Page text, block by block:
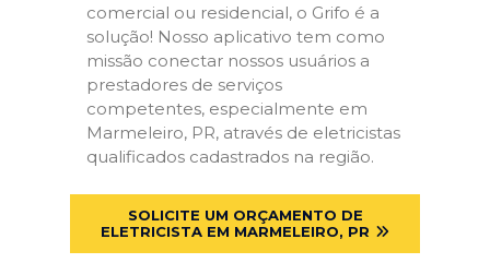
comercial ou residencial, o Grifo é a
solução! Nosso aplicativo tem como
missão conectar nossos usuários a
prestadores de serviços
competentes, especialmente em
Marmeleiro, PR, através de eletricistas
qualificados cadastrados na região.
SOLICITE UM ORÇAMENTO DE
ELETRICISTA EM MARMELEIRO, PR